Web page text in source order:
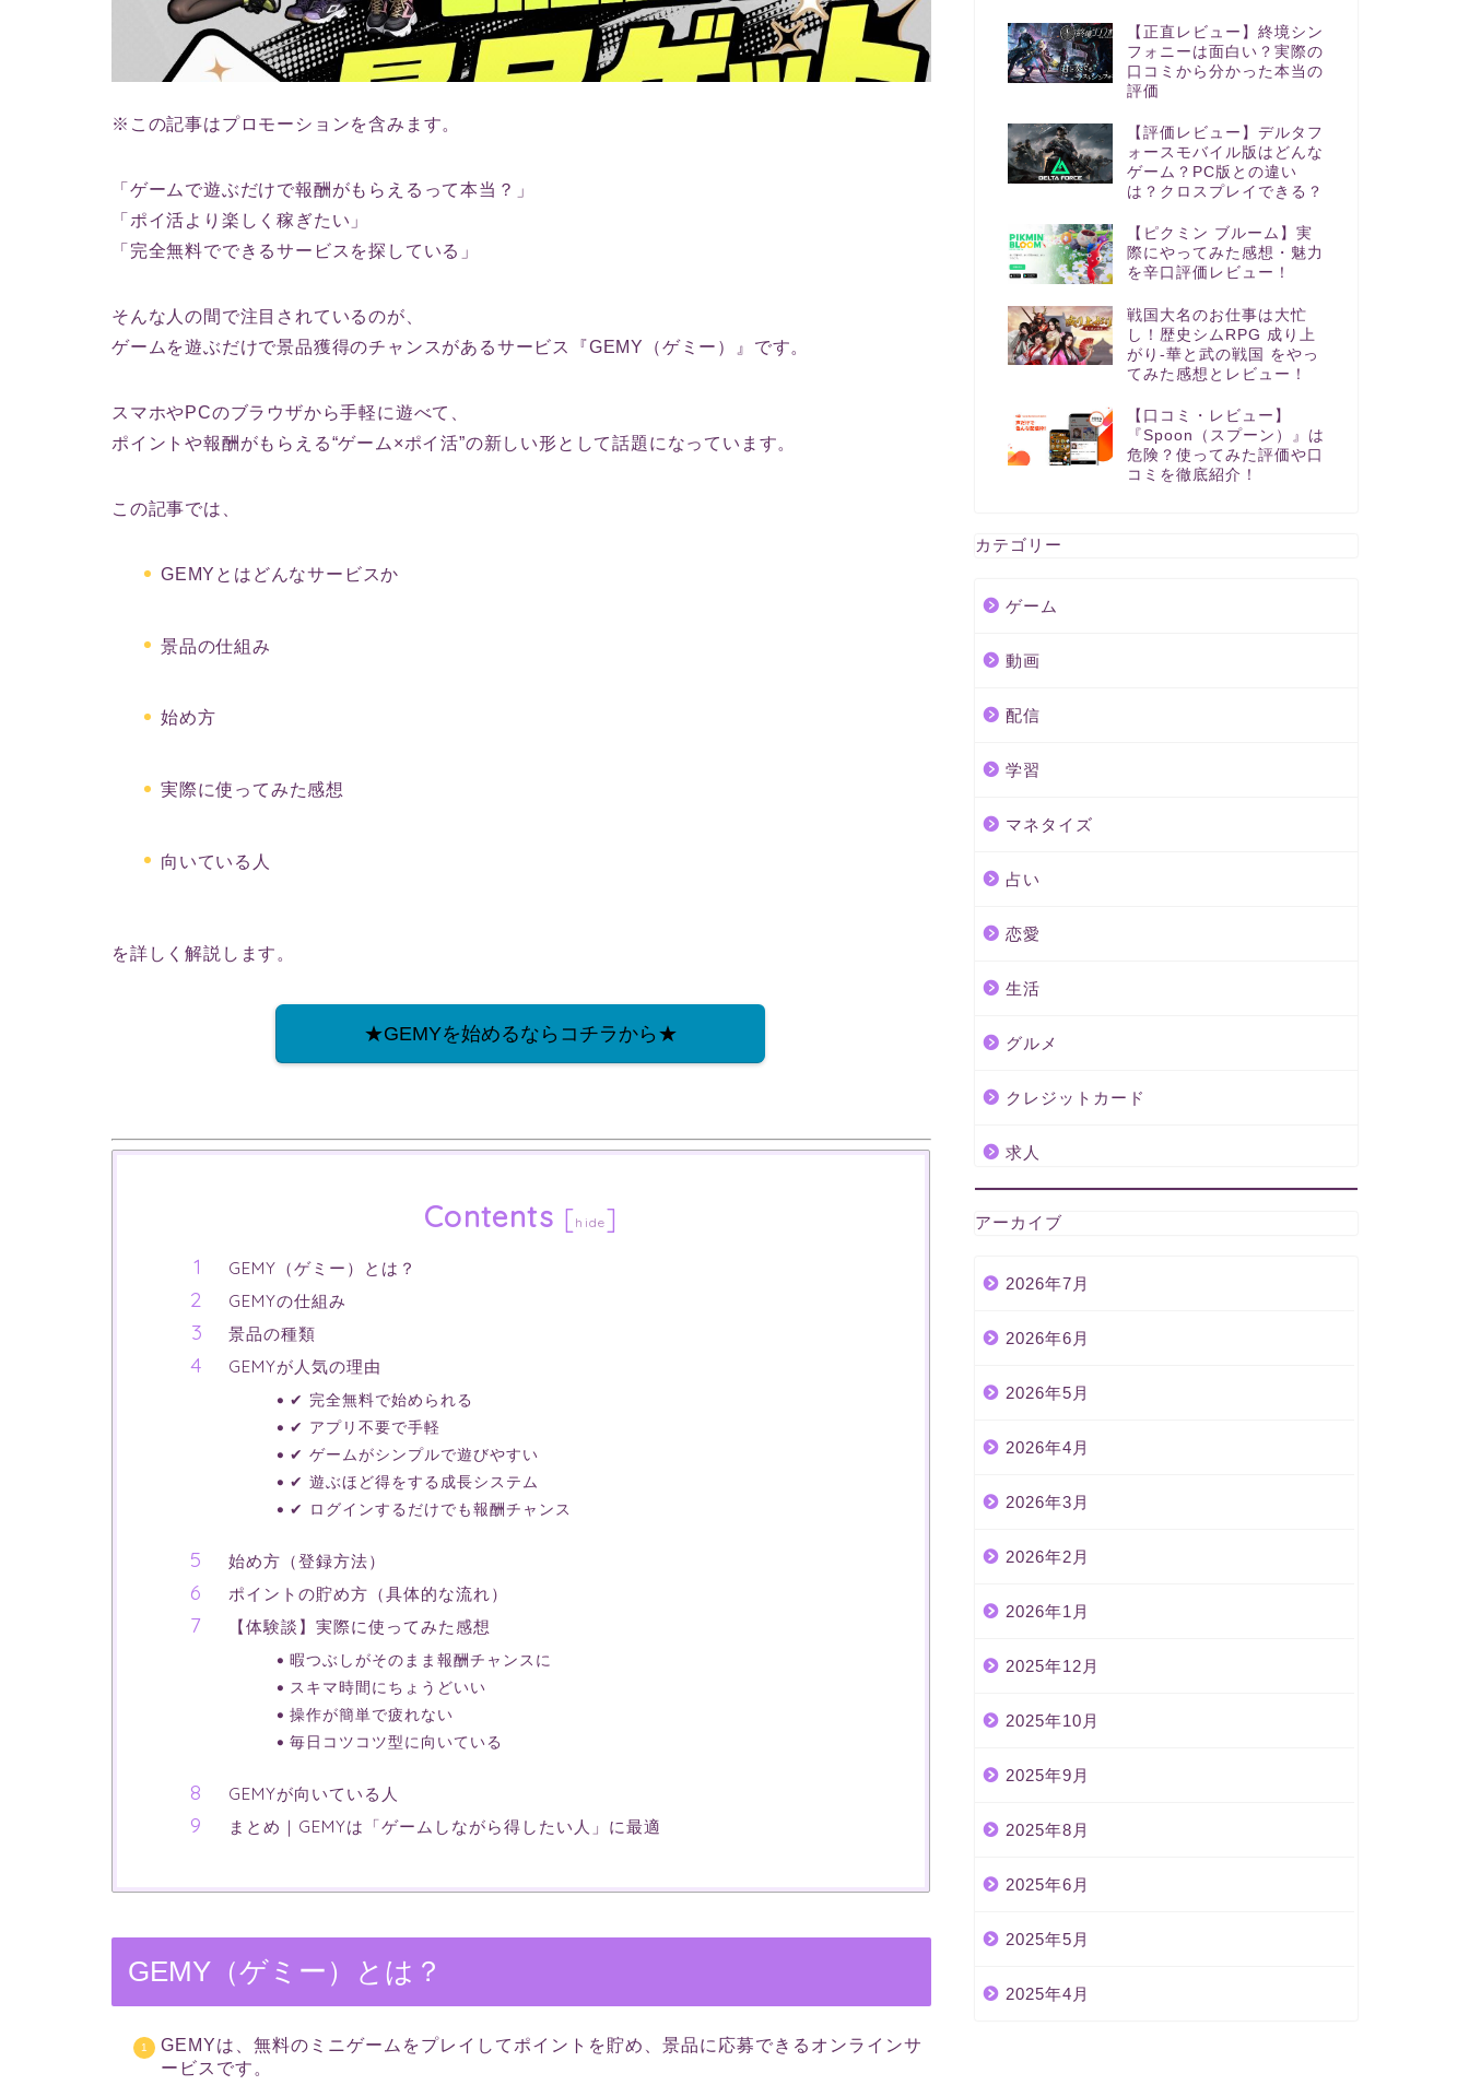
※この記事はプロモーションを含みます。
「ゲームで遊ぶだけで報酬がもらえるって本当？」
「ポイ活より楽しく稼ぎたい」
「完全無料でできるサービスを探している」
そんな人の間で注目されているのが、
ゲームを遊ぶだけで景品獲得のチャンスがあるサービス『GEMY（ゲミー）』です。
スマホやPCのブラウザから手軽に遊べて、
ポイントや報酬がもらえる“ゲーム×ポイ活”の新しい形として話題になっています。
この記事では、
GEMYとはどんなサービスか
景品の仕組み
始め方
実際に使ってみた感想
向いている人
を詳しく解説します。
★GEMYを始めるならコチラから★
Contents [hide]
GEMY（ゲミー）とは？
GEMYの仕組み
景品の種類
GEMYが人気の理由
✔ 完全無料で始められる
✔ アプリ不要で手軽
✔ ゲームがシンプルで遊びやすい
✔ 遊ぶほど得をする成長システム
✔ ログインするだけでも報酬チャンス
始め方（登録方法）
ポイントの貯め方（具体的な流れ）
【体験談】実際に使ってみた感想
暇つぶしがそのまま報酬チャンスに
スキマ時間にちょうどいい
操作が簡単で疲れない
毎日コツコツ型に向いている
GEMYが向いている人
まとめ｜GEMYは「ゲームしながら得したい人」に最適
GEMY（ゲミー）とは？
GEMYは、無料のミニゲームをプレイしてポイントを貯め、景品に応募できるオンラインサ
ービスです。
【正直レビュー】終境シン
フォニーは面白い？実際の
口コミから分かった本当の
評価
【評価レビュー】デルタフ
ォースモバイル版はどんな
ゲーム？PC版との違い
は？クロスプレイできる？
【ピクミン ブルーム】実
際にやってみた感想・魅力
を辛口評価レビュー！
戦国大名のお仕事は大忙
し！歴史シムRPG 成り上
がり-華と武の戦国 をやっ
てみた感想とレビュー！
【口コミ・レビュー】
『Spoon（スプーン）』は
危険？使ってみた評価や口
コミを徹底紹介！
カテゴリー
ゲーム
動画
配信
学習
マネタイズ
占い
恋愛
生活
グルメ
クレジットカード
求人
アーカイブ
2026年7月
2026年6月
2026年5月
2026年4月
2026年3月
2026年2月
2026年1月
2025年12月
2025年10月
2025年9月
2025年8月
2025年6月
2025年5月
2025年4月